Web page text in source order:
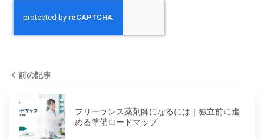
前の記事
フリーランス薬剤師になるには｜独立前に進
める準備ロードマップ